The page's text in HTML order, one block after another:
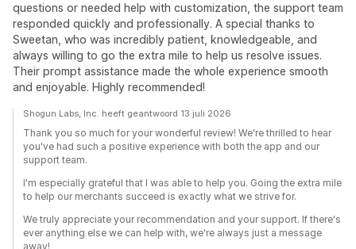
questions or needed help with customization, the support team
responded quickly and professionally. A special thanks to
Sweetan, who was incredibly patient, knowledgeable, and
always willing to go the extra mile to help us resolve issues.
Their prompt assistance made the whole experience smooth
and enjoyable. Highly recommended!
Shogun Labs, Inc. heeft geantwoord 13 juli 2026
Thank you so much for your wonderful review! We're thrilled to hear
you've had such a positive experience with both the app and our
support team.
I'm especially grateful that I was able to help you. Going the extra mile
to help our merchants succeed is exactly what we strive for.
We truly appreciate your recommendation and your support. If there's
ever anything else we can help with, we're always just a message
away!